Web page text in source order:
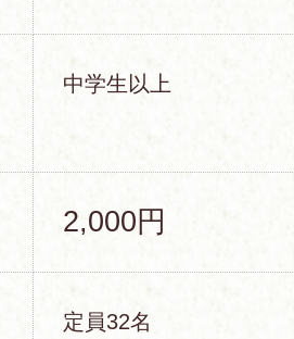
中学生以上
2,000円
定員32名